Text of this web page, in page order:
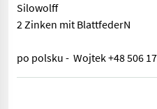
Silowolff
2 Zinken mit BlattfederN
po polsku - Wojtek +48 506
! WICHTIG, auch wenn Sie